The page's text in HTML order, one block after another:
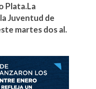
Plata.La
Juventud de
martes dos al.